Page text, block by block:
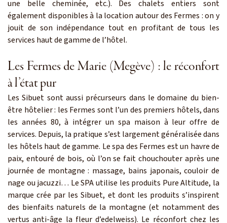
une belle cheminée, etc.). Des chalets entiers sont
également disponibles à la location autour des Fermes : on y
jouit de son indépendance tout en profitant de tous les
services haut de gamme de l’hôtel.
Les Fermes de Marie (Megève) : le réconfort
à l’état pur
Les Sibuet sont aussi précurseurs dans le domaine du bien-
être hôtelier : les Fermes sont l’un des premiers hôtels, dans
les années 80, à intégrer un spa maison à leur offre de
services. Depuis, la pratique s’est largement généralisée dans
les hôtels haut de gamme. Le spa des Fermes est un havre de
paix, entouré de bois, où l’on se fait chouchouter après une
journée de montagne : massage, bains japonais, couloir de
nage ou jacuzzi… Le SPA utilise les produits Pure Altitude, la
marque crée par les Sibuet, et dont les produits s’inspirent
des bienfaits naturels de la montagne (et notamment des
vertus anti-âge la fleur d’edelweiss). Le réconfort chez les